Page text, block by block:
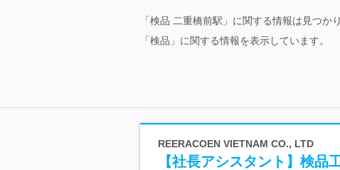
「検品 二重橋前駅」に関する情報は見つか
「検品」に関する情報を表示しています。
REERACOEN VIETNAM CO., LTD
【社長アシスタント】検品